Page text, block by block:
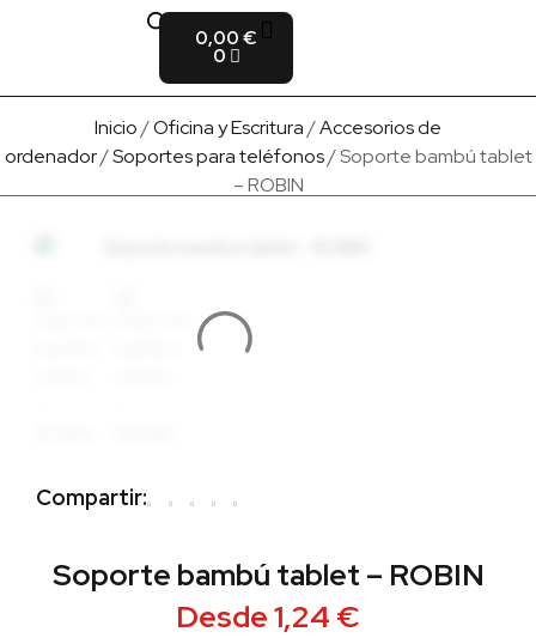
0,00€
0
Inicio/Oficina y Escritura/Accesorios de
ordenador/Soportes para teléfonos/ Soporte bambú tablet
– ROBIN
Soporte bambú tablet – ROBIN
Desde1,24 €
Compartir: